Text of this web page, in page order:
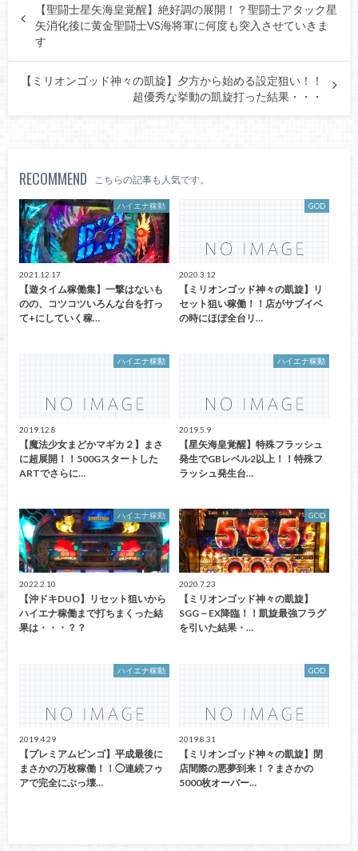
【聖闘士星矢海皇覚醒】絶好調の展開！？聖闘士アタック星
矢消化後に黄金聖闘士VS海将軍に何度も突入させていきま
す
【ミリオンゴッド神々の凱旋】夕方から始める設定狙い！！
超優秀な挙動の凱旋打った結果・・・
RECOMMEND こちらの記事も人気です。
ハイエナ稼動
2021.12.17
【遊タイム稼働集】一撃はないも
のの、コツコツいろんな台を打っ
て+にしていく稼…
GOD
2020.3.12
【ミリオンゴッド神々の凱旋】リ
セット狙い稼働！！店がサブイベ
の時にほぼ全台リ…
ハイエナ稼動
2019.12.8
【魔法少女まどかマギカ２】まさ
に超展開！！500Gスタートした
ARTでさらに…
ハイエナ稼動
2019.5.9
【星矢海皇覚醒】特殊フラッシュ
発生でGBレベル2以上！！特殊フ
ラッシュ発生台…
ハイエナ稼動
2022.2.10
【沖ドキDUO】リセット狙いから
ハイエナ稼働まで打ちまくった結
果は・・・？？
GOD
2020.7.23
【ミリオンゴッド神々の凱旋】
SGG－EX降臨！！凱旋最強フラグ
を引いた結果・…
ハイエナ稼動
2019.4.29
【プレミアムビンゴ】平成最後に
まさかの万枚稼働！！◯連続フゥ
アで完全にぶっ壊…
GOD
2019.8.31
【ミリオンゴッド神々の凱旋】閉
店間際の悪夢到来！？まさかの
5000枚オーバー…